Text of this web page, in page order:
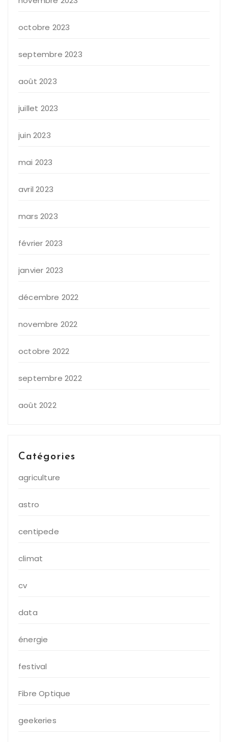
octobre 2023
septembre 2023
août 2023
juillet 2023
juin 2023
mai 2023
avril 2023
mars 2023
février 2023
janvier 2023
décembre 2022
novembre 2022
octobre 2022
septembre 2022
août 2022
Catégories
agriculture
astro
centipede
climat
cv
data
énergie
festival
Fibre Optique
geekeries